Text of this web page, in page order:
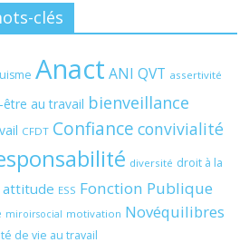
clés
Anact ANI QVT assertivité
être au travail bienveillance
CFDT Confiance convivialité
diversité droit à la
attitude ESS Fonction Publique
miroirsocial motivation Novéquilibres
de vie au travail